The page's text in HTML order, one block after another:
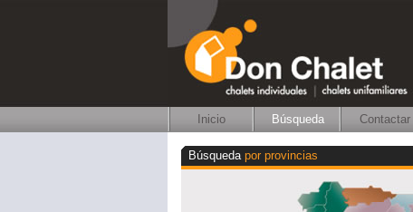
Inicio Búsqueda Contactar
Búsqueda por provincias